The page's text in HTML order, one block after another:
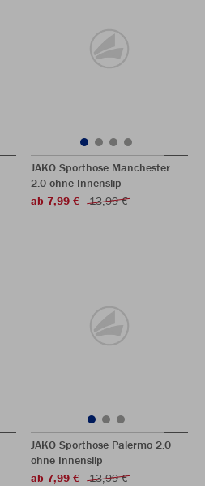
JAKO Sporthose Manchester
2.0 ohne Innenslip
ab 7,99 €
13,99 €
JAKO Sporthose Palermo 2.0
ohne Innenslip
ab 7,99 €
13,99 €